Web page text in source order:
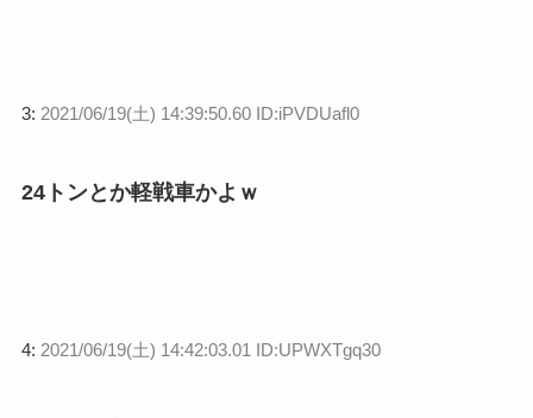
3: 2021/06/19(土) 14:39:50.60 ID:iPVDUafl0
24トンとか軽戦車かよｗ
4: 2021/06/19(土) 14:42:03.01 ID:UPWXTgq30